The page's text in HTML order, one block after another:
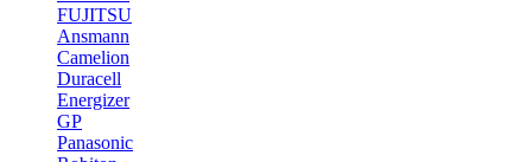
FUJITSU
Ansmann
Camelion
Duracell
Energizer
GP
Panasonic